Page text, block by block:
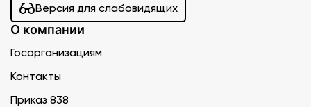
Версия для слабовидящих
О компании
Госорганизациям
Контакты
Приказ 838